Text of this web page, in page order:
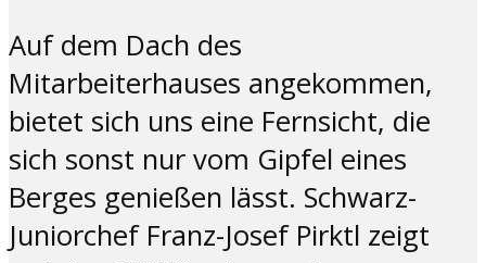
Auf dem Dach des
Mitarbeiterhauses angekommen,
bietet sich uns eine Fernsicht, die
sich sonst nur vom Gipfel eines
Berges genießen lässt. Schwarz-
Juniorchef Franz-Josef Pirktl zeigt